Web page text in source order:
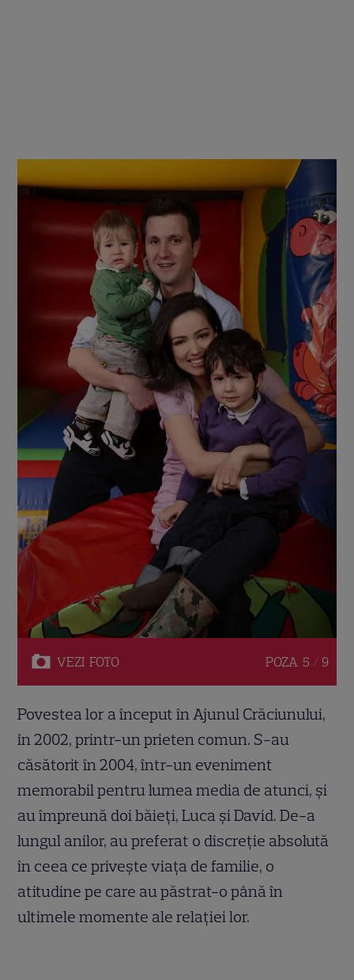
VEZI FOTO POZA 5 / 9
Povestea lor a început în Ajunul Crăciunului,
în 2002, printr-un prieten comun. S-au
căsătorit în 2004, într-un eveniment
memorabil pentru lumea media de atunci, și
au împreună doi băieți, Luca și David. De-a
lungul anilor, au preferat o discreție absolută
în ceea ce privește viața de familie, o
atitudine pe care au păstrat-o până în
ultimele momente ale relației lor.